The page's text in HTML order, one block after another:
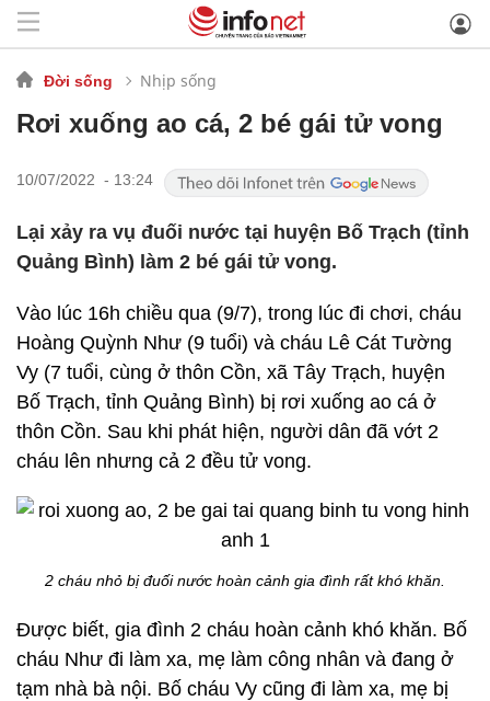
Đời sống Nhịp sống
Rơi xuống ao cá, 2 bé gái tử vong
10/07/2022 - 13:24
Lại xảy ra vụ đuối nước tại huyện Bố Trạch (tỉnh
Quảng Bình) làm 2 bé gái tử vong.
Vào lúc 16h chiều qua (9/7), trong lúc đi chơi, cháu
Hoàng Quỳnh Như (9 tuổi) và cháu Lê Cát Tường
Vy (7 tuổi, cùng ở thôn Cồn, xã Tây Trạch, huyện
Bố Trạch, tỉnh Quảng Bình) bị rơi xuống ao cá ở
thôn Cồn. Sau khi phát hiện, người dân đã vớt 2
cháu lên nhưng cả 2 đều tử vong.
2 cháu nhỏ bị đuối nước hoàn cảnh gia đình rất khó khăn.
Được biết, gia đình 2 cháu hoàn cảnh khó khăn. Bố
cháu Như đi làm xa, mẹ làm công nhân và đang ở
tạm nhà bà nội. Bố cháu Vy cũng đi làm xa, mẹ bị